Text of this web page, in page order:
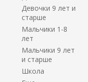
Девочки 9 лет и
старше
Мальчики 1-8
лет
Мальчики 9 лет
и старше
Школа